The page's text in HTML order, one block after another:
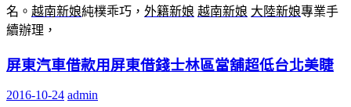
名。 越南新娘純樸乖巧， 外籍新娘 越南新娘 大陸新娘專業手
續辦理，
屏東汽車借款用屏東借錢士林區當舖超低台北美睫
2016-10-24 admin